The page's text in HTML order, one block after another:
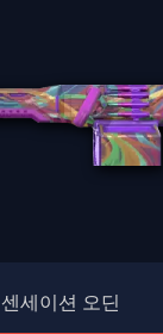
센세이션 오딘